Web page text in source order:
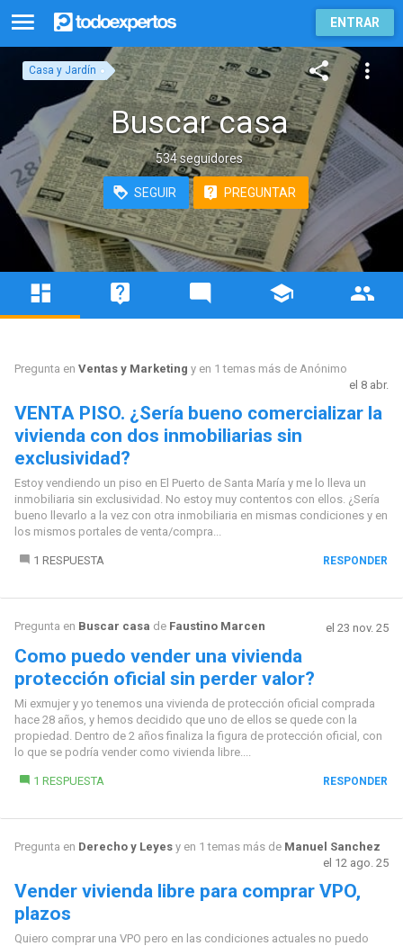
ENTRAR
Casa y Jardín
Buscar casa
534 seguidores
SEGUIR PREGUNTAR
Pregunta en Ventas y Marketing y en 1 temas más de Anónimo
el 8 abr.
VENTA PISO. ¿Sería bueno comercializar la
vivienda con dos inmobiliarias sin
exclusividad?
Estoy vendiendo un piso en El Puerto de Santa María y me lo lleva un
inmobiliaria sin exclusividad. No estoy muy contentos con ellos. ¿Sería
bueno llevarlo a la vez con otra inmobiliaria en mismas condiciones y en
los mismos portales de venta/compra...
1 RESPUESTA RESPONDER
Pregunta en Buscar casa de Faustino Marcen el 23 nov. 25
Como puedo vender una vivienda
protección oficial sin perder valor?
Mi exmujer y yo tenemos una vivienda de protección oficial comprada
hace 28 años, y hemos decidido que uno de ellos se quede con la
propiedad. Dentro de 2 años finaliza la figura de protección oficial, con
lo que se podría vender como vivienda libre....
1 RESPUESTA RESPONDER
Pregunta en Derecho y Leyesy en 1 temas más de Manuel Sanchez
el 12 ago. 25
Vender vivienda libre para comprar VPO,
plazos
Quiero comprar una VPO pero en las condiciones actuales no puedo